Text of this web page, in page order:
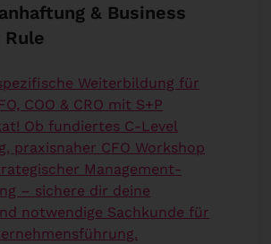
& Business
Weiterbildung für
COO & CRO mit S+P
Ob fundiertes C-Level
praxisnaher CFO Workshop
Management-
– sichere dir deine
notwendige Sachkunde für